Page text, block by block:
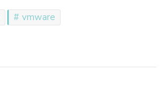
vmware